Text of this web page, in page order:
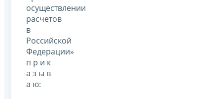
осуществлении
расчетов
в
Российской
Федерации»
п р и к
а з ы в
а ю: